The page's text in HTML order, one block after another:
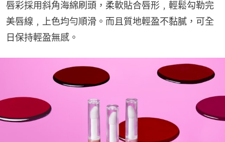
唇彩採用斜角海綿刷頭，柔軟貼合唇形﹐輕鬆勾勒完
美唇線﹐上色均勻順滑。而且質地輕盈不黏膩，可全
日保持輕盈無感。